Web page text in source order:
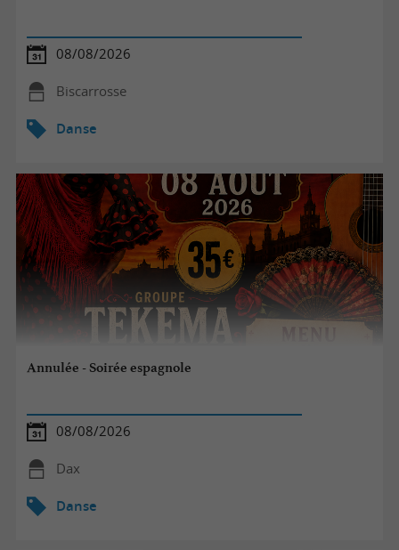
08/08/2026
Biscarrosse
Danse
Annulée - Soirée espagnole
08/08/2026
Dax
Danse